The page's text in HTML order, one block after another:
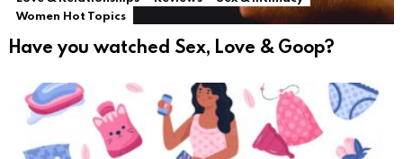
Women Hot Topics
Have you watched Sex, Love & Goop?